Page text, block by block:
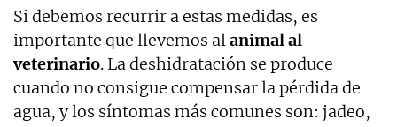
Si debemos recurrir a estas medidas, es
importante que llevemos alanimal al
veterinario. La deshidratación se produce
cuando no consigue compensar la pérdida de
agua, y los síntomas más comunes son: jadeo,